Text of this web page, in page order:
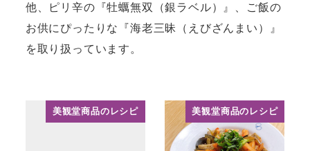
他、ピリ辛の『牡蠣無双（銀ラベル）』、ご飯の
お供にぴったりな『海老三昧（えびざんまい）』
を取り扱っています。
美観堂商品のレシピ 美観堂商品のレシピ